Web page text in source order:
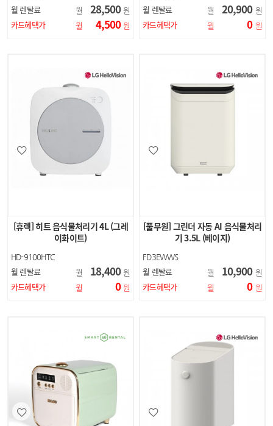
월 렌탈료 월 28,500 원
카드혜택가
월 4,500 원
월 렌탈료 월 20,900 원
카드혜택가
월 0 원
[휴렉] 히트 음식물처리기 4L (그레
이화이트)
HD-9100HTC
월 렌탈료 월 18,400 원
카드혜택가
월 0 원
[풀무원] 그린더 자동 AI 음식물처리
기 3.5L (베이지)
FD3EWWS
월 렌탈료 월 10,900 원
카드혜택가
월 0 원